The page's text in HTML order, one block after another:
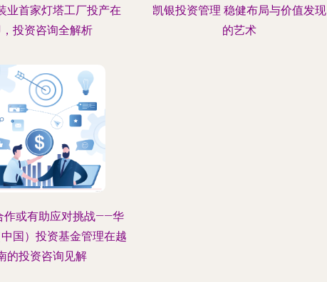
业首家灯塔工厂投产在
投资咨询全解析
凯银投资管理 稳健布局与价值发现
的艺术
作或有助应对挑战——华
国）投资基金管理在越
的投资咨询见解